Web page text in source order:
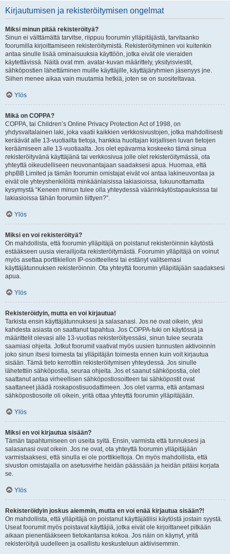
Kirjautumisen ja rekisteröitymisen ongelmat
Miksi minun pitää rekisteröityä?
Sinun ei välttämättä tarvitse, riippuu foorumin ylläpitäjästä, tarvitaanko
foorumilla kirjoittamiseen rekisteröitymistä. Rekisteröityminen voi kuitenkin
antaa sinulle lisää ominaisuuksia käyttöön, jotka eivät ole vieraiden
käytettävissä. Näitä ovat mm. avatar-kuvan määrittely, yksityisviestit,
sähköpostien lähettäminen muille käyttäjille, käyttäjäryhmien jäsenyys jne.
Siihen menee aikaa vain muutamia hetkiä, joten se on suositeltavaa.
Ylös
Mikä on COPPA?
COPPA, tai Children’s Online Privacy Protection Act of 1998, on
yhdysvaltalainen laki, joka vaatii kaikkien verkkosivustojen, jotka mahdollisesti
keräävät alle 13-vuotiailta tietoja, hankkia huoltajan kirjallisen luvan tietojen
keräämiseen alle 13-vuotiaalta. Jos olet epävarma koskeeko tämä sinua
rekisteröityvänä käyttäjänä tai verkkosivua jolle olet rekisteröitymässä, ota
yhteyttä oikeudelliseen neuvonantajaan saadaksesi apua. Huomaa, että
phpBB Limited ja tämän foorumin omistajat eivät voi antaa lakineuvontaa ja
eivät ole yhteyshenkilöitä minkäänlaisissa lakiasioissa, lukuunottamatta
kysymystä “Keneen minun tulee olla yhteydessä väärinkäytöstapauksissa tai
lakiasioissa tähän foorumiin liittyen?”.
Ylös
Miksi en voi rekisteröityä?
On mahdollista, että foorumin ylläpitäjä on poistanut rekisteröinnin käytöstä
estääkseen uusia vierailijoita rekisteröitymästä. Foorumin ylläpitäjä on voinut
myös asettaa porttikiellon IP-osoitteellesi tai estänyt valitsemasi
käyttäjätunnuksen rekisteröinnin. Ota yhteyttä foorumin ylläpitäjään saadaksesi
apua.
Ylös
Rekisteröidyin, mutta en voi kirjautua!
Tarkista ensin käyttäjätunnuksesi ja salasanasi. Jos ne ovat oikein, yksi
kahdesta asiasta on saattanut tapahtua. Jos COPPA-tuki on käytössä ja
määrittelit olevasi alle 13-vuotias rekisteröityessäsi, sinun tulee seurata
saamiasi ohjeita. Jotkut foorumit vaativat myös uusien tunnusten aktivoinnin
joko sinun itsesi toimesta tai ylläpitäjän toimesta ennen kuin voit kirjautua
sisään. Tämä tieto kerrottiin rekisteröitymisen yhteydessä. Jos sinulle
lähetettiin sähköpostia, seuraa ohjeita. Jos et saanut sähköpostia, olet
saattanut antaa virheellisen sähköpostiosoitteen tai sähköpostit ovat
saattaneet jäädä roskapostisuodattimeen. Jos olet varma, että antamasi
sähköpostiosoite oli oikein, yritä ottaa yhteyttä foorumin ylläpitäjään.
Ylös
Miksi en voi kirjautua sisään?
Tämän tapahtumiseen on useita syitä. Ensin, varmista että tunnuksesi ja
salasanasi ovat oikein. Jos ne ovat, ota yhteyttä foorumin ylläpitäjään
varmistaaksesi, että sinulla ei ole porttikieltoja. On myös mahdollista, että
sivuston omistajalla on asetusvirhe heidän päässään ja heidän pitäisi korjata
se.
Ylös
Rekisteröidyin joskus aiemmin, mutta en voi enää kirjautua sisään?!
On mahdollista, että ylläpitäjä on poistanut käyttäjätilisi käytöstä jostain syystä.
Useat foorumit myös poistavat käyttäjiä, jotka eivät ole kirjoittaneet pitkään
aikaan pienentääkseen tietokantansa kokoa. Jos näin on käynyt, yritä
rekisteröityä uudelleen ja osallistu keskusteluun aktiivisemmin.